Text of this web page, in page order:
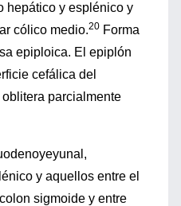
hepático y esplénico y
cólico medio.20 Forma
epiploica. El epiplón
cefálica del
parcialmente
y aquellos entre el
sigmoide y entre